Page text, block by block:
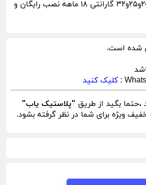
۵لایه سایزهای ۱۶و۲۰و۲۵و۳۲ گارانتی ۱۸ ماهه نصب رایگان و
شده است.
کلیک کنید
بگید از طریق "پلاستیک یاب"
ویژه برای شما در نظر گرفته بشود.